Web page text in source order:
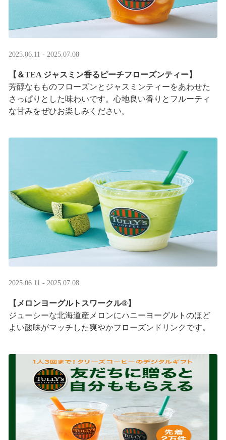
2025.06.11 - 2025.07.08
【＆TEA ジャスミン香るピーチフローズンティー】
芳醇なもものフローズンとジャスミンティーをあわせた
さっぱりとした味わいです。心地良い香りとフルーティ
な甘みをぜひお楽しみください。
2025.06.11 - 2025.07.08
【メロンヨーグルトスワークル®】
ジューシーな北海道産メロンにハニーヨーグルトのほど
よい酸味がマッチした爽やかフローズンドリンクです。